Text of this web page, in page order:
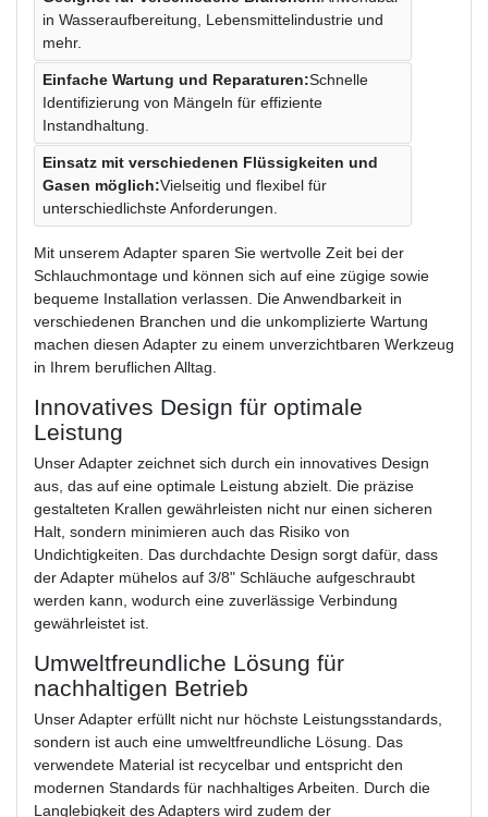
in Wasseraufbereitung, Lebensmittelindustrie und
mehr.
Einfache Wartung und Reparaturen:Schnelle
Identifizierung von Mängeln für effiziente
Instandhaltung.
Einsatz mit verschiedenen Flüssigkeiten und
Gasen möglich:Vielseitig und flexibel für
unterschiedlichste Anforderungen.
Mit unserem Adapter sparen Sie wertvolle Zeit bei der
Schlauchmontage und können sich auf eine zügige sowie
bequeme Installation verlassen. Die Anwendbarkeit in
verschiedenen Branchen und die unkomplizierte Wartung
machen diesen Adapter zu einem unverzichtbaren Werkzeug
in Ihrem beruflichen Alltag.
Innovatives Design für optimale
Leistung
Unser Adapter zeichnet sich durch ein innovatives Design
aus, das auf eine optimale Leistung abzielt. Die präzise
gestalteten Krallen gewährleisten nicht nur einen sicheren
Halt, sondern minimieren auch das Risiko von
Undichtigkeiten. Das durchdachte Design sorgt dafür, dass
der Adapter mühelos auf 3/8" Schläuche aufgeschraubt
werden kann, wodurch eine zuverlässige Verbindung
gewährleistet ist.
Umweltfreundliche Lösung für
nachhaltigen Betrieb
Unser Adapter erfüllt nicht nur höchste Leistungsstandards,
sondern ist auch eine umweltfreundliche Lösung. Das
verwendete Material ist recycelbar und entspricht den
modernen Standards für nachhaltiges Arbeiten. Durch die
Langlebigkeit des Adapters wird zudem der